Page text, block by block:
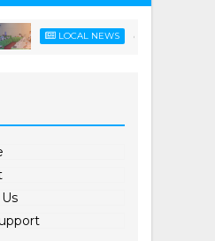
LOCAL NEWS စိုက်ပျိုးရေးနှင့် မွေးမ